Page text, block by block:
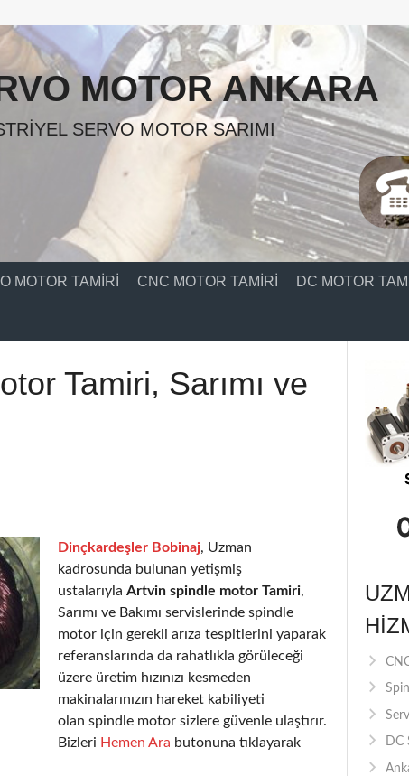
MOTOR ANKARA
SERVO MOTOR SARIMI
MOTOR TAMIRI CNC MOTOR TAMIRI DC MOTOR
Tamiri, Sarımı ve
Dinçkardeşler Bobinaj, Uzman
kadrosunda bulunan yetişmiş
ustalarıyla Artvin spindle motor Tamiri,
Sarımı ve Bakımı servislerinde spindle
motor için gerekli arıza tespitlerini yaparak
referanslarında da rahatlıkla görüleceği
üzere üretim hızınızı kesmeden
makinalarınızın hareket kabiliyeti
olan spindle motor sizlere güvenle ulaştırır.
Bizleri Hemen Ara butonuna tıklayarak
DC